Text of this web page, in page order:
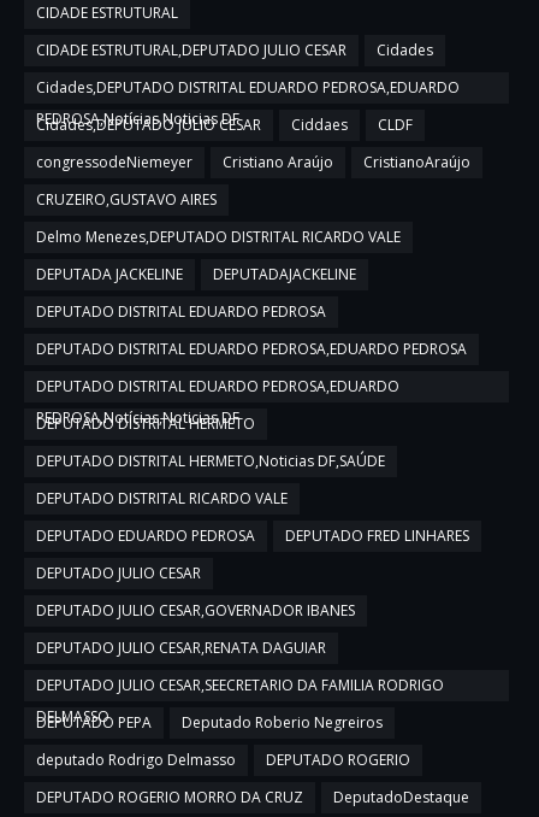
CIDADE ESTRUTURAL
CIDADE ESTRUTURAL,DEPUTADO JULIO CESAR
Cidades
Cidades,DEPUTADO DISTRITAL EDUARDO PEDROSA,EDUARDO
PEDROSA,Notícias,Noticias DF
Cidades,DEPUTADO JULIO CESAR Ciddaes
CLDF
congressodeNiemeyer
Cristiano Araújo
CristianoAraújo
CRUZEIRO,GUSTAVO AIRES
Delmo Menezes,DEPUTADO DISTRITAL RICARDO VALE
DEPUTADA JACKELINE
DEPUTADAJACKELINE
DEPUTADO DISTRITAL EDUARDO PEDROSA
DEPUTADO DISTRITAL EDUARDO PEDROSA,EDUARDO PEDROSA
DEPUTADO DISTRITAL EDUARDO PEDROSA,EDUARDO
PEDROSA,Notícias,Noticias DF
DEPUTADO DISTRITAL HERMETO
DEPUTADO DISTRITAL HERMETO,Noticias DF,SAÚDE
DEPUTADO DISTRITAL RICARDO VALE
DEPUTADO EDUARDO PEDROSA
DEPUTADO FRED LINHARES
DEPUTADO JULIO CESAR
DEPUTADO JULIO CESAR,GOVERNADOR IBANES
DEPUTADO JULIO CESAR,RENATA DAGUIAR
DEPUTADO JULIO CESAR,SEECRETARIO DA FAMILIA RODRIGO
DELMASSO
DEPUTADO PEPA
Deputado Roberio Negreiros
deputado Rodrigo Delmasso
DEPUTADO ROGERIO
DEPUTADO ROGERIO MORRO DA CRUZ
DeputadoDestaque